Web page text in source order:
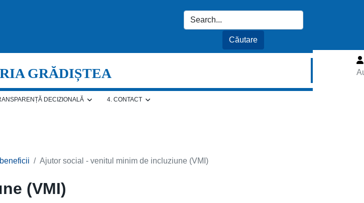
GRĂDIȘTEA
DECIZIONALĂ 4. CONTACT
Ajutor social - venitul minim de incluziune (VMI)
(VMI)